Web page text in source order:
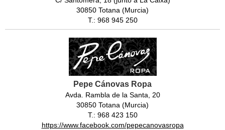
30850 Totana (Murcia)
T.: 968 945 250
Pepe Cánovas Ropa
Avda. Rambla de la Santa, 20
30850 Totana (Murcia)
T.: 968 423 150
https://www.facebook.com/pepecanovasropa